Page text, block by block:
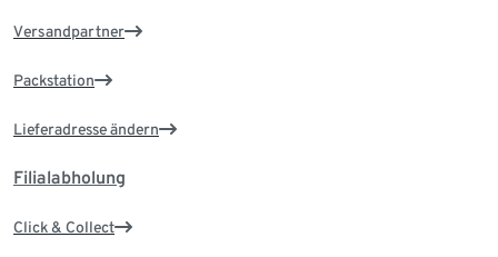
Versandpartner
Packstation
Lieferadresse ändern
Filialabholung
Click & Collect